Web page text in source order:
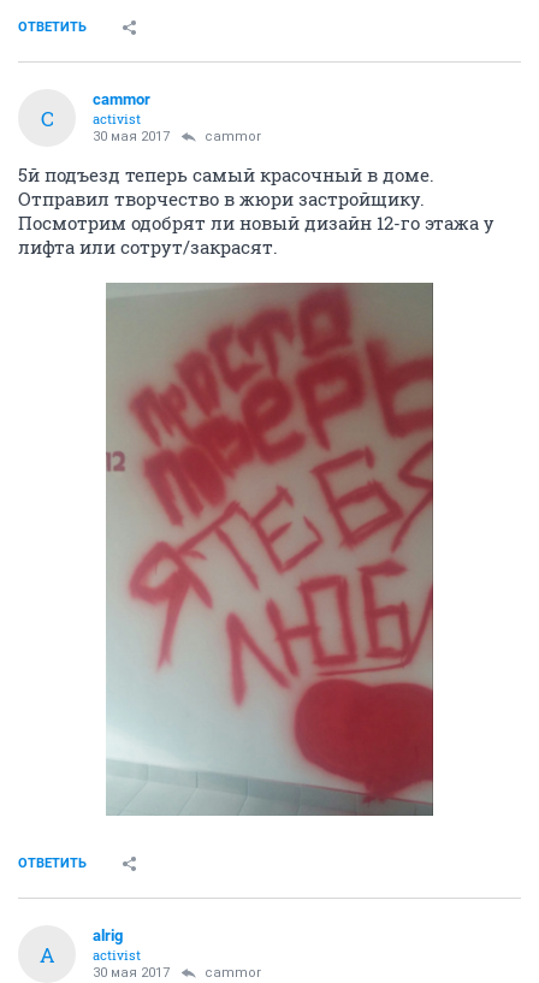
ОТВЕТИТЬ
C
cammor
activist
30 мая 2017 cammor
5й подъезд теперь самый красочный в доме.
Отправил творчество в жюри застройщику.
Посмотрим одобрят ли новый дизайн 12-го этажа у
лифта или сотрут/закрасят.
ОТВЕТИТЬ
A
alrig
activist
30 мая 2017 cammor